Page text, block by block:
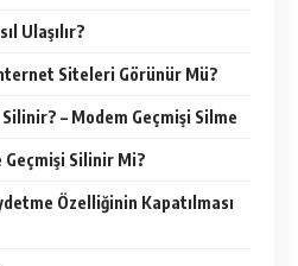
Ulaşılır?
Siteleri Görünür Mü?
– Modem Geçmişi Silme
Silinir Mi?
Özelliğinin Kapatılması